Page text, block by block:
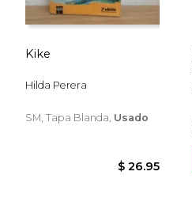
Kike
Hilda Perera
SM, Tapa Blanda, Usado